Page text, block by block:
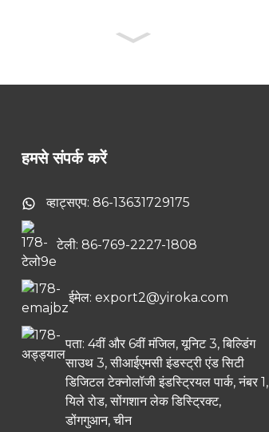
हमसे संपर्क करें
व्हाट्सएप: 86-13631729175
टेली: 86-769-2227-1808
ईमेल: export2@yiroka.com
पता: 4वीं और 6वीं मंजिल, यूनिट 3, बिल्डिंग
साउथ 3, सीआईएमसी इंडस्ट्री एंड सिटी
डिजिटल टेक्नोलॉजी इंडस्ट्रियल पार्क, नंबर 1,
यिले रोड, सोंगशान लेक डिस्ट्रिक्ट,
डोंगगुआन, चीन